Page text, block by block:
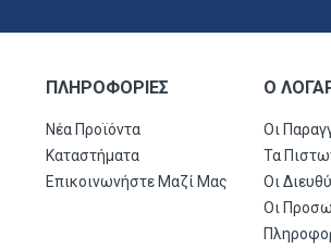
ΠΛΗΡΟΦΟΡΊΕΣ
Νέα Προϊόντα
Καταστήματα
Επικοινωνήστε Μαζί Μας
Ο
Οι
Τα
Οι
Οι